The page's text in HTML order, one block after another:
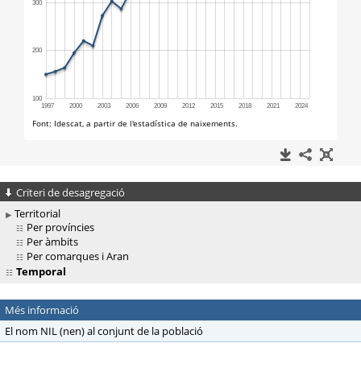
Criteri de desagregació
Territorial
Per províncies
Per àmbits
Per comarques i Aran
Temporal
Més informació
El nom NIL (nen) al conjunt de la població